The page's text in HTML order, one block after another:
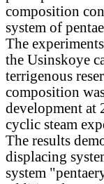
composition
system of
The
the Usinskoye
terrigenous
composition
development at
cyclic steam
The results
displacing
system